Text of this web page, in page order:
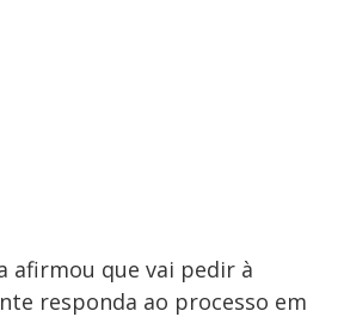
afirmou que vai pedir à
responda ao processo em